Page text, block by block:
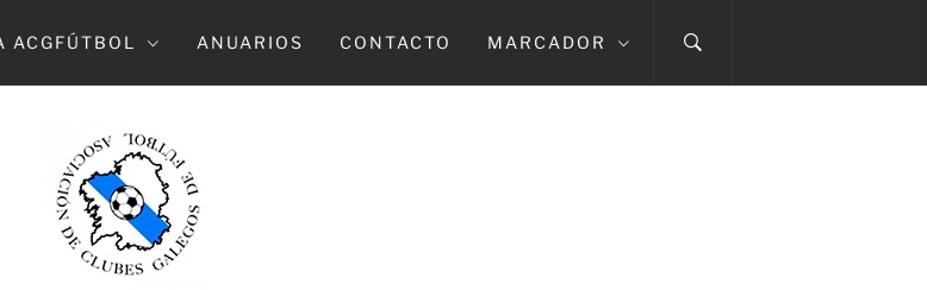
ACGFÚTBOL ANUARIOS CONTACTO MARCADOR